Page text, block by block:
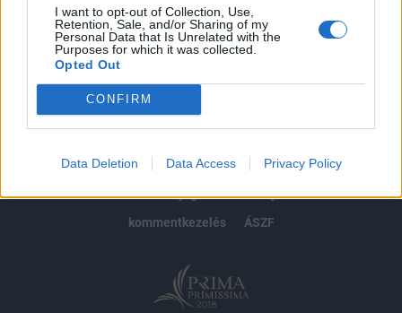
I want to opt-out of Collection, Use,
Retention, Sale, and/or Sharing of my
Personal Data that Is Unrelated with the
Purposes for which it was collected.
Opted Out
CONFIRM
Data Deletion Data Access Privacy Policy
impresszum
jogi nyilatkozat
süti beállítások
adatvédelem
szerzői jogok médiaajánlat
karrier
kommentkezelés
ÁSZF